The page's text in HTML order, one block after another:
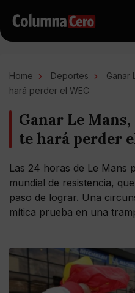
Home Deportes
Ganar
hará perder el WEC
Ganar Le
te hará perder
Las 24 horas de Le Mans
mundial de resistencia,
paso de lograr. Una
mítica prueba en una